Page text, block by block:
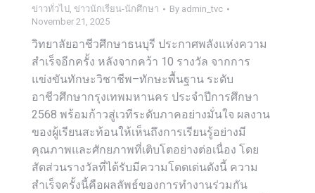
ข่าวทั่วไป, ข่าวนักเรียน-นักศึกษา By admin_tvc
November 21, 2025
วิทยาลัยอาชีวศึกษาธนบุรี ประกาศพลังแห่งความ
สำเร็จอีกครั้ง หลังจากคว้า 10 รางวัล จากการ
แข่งขันทักษะวิชาชีพ–ทักษะพื้นฐาน ระดับ
อาชีวศึกษากรุงเทพมหานคร ประจำปีการศึกษา
2568 พร้อมก้าวสู่เวทีระดับภาคอย่างมั่นใจ ผลงาน
ของผู้เรียนสะท้อนให้เห็นถึงการเรียนรู้อย่างมี
คุณภาพและศักยภาพที่เติบโตอย่างต่อเนื่อง โดย
สัดส่วนรางวัลที่ได้รับมีความโดดเด่นดังนี้ ความ
สำเร็จครั้งนี้คือผลลัพธ์ของการทำงานร่วมกัน